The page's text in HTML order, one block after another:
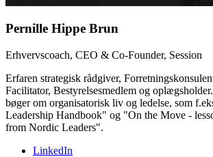
Pernille Hippe Brun
Erhvervscoach, CEO & Co-Founder, Session
Erfaren strategisk rådgiver,
Facilitator, Bestyrelsesmedlem og
bøger om organisatorisk liv og ledelse, som
Leadership Handbook" og "On the Move -
from Nordic Leaders".
LinkedIn